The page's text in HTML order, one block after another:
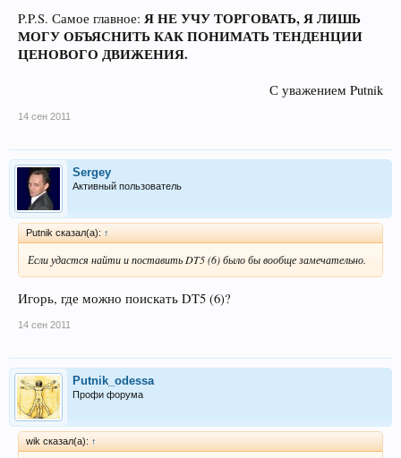
P.P.S. Самое главное: Я НЕ УЧУ ТОРГОВАТЬ, Я ЛИШЬ
МОГУ ОБЪЯСНИТЬ КАК ПОНИМАТЬ ТЕНДЕНЦИИ
ЦЕНОВОГО ДВИЖЕНИЯ.
С уважением Putnik​
14 сен 2011
Sergey
Активный пользователь
Рutnik сказал(а): ↑
Если удастся найти и поставить DT5 (6) было бы вообще замечательно.
Игорь, где можно поискать DT5 (6)?
14 сен 2011
Putnik_odessa
Профи форума
wik сказал(а): ↑